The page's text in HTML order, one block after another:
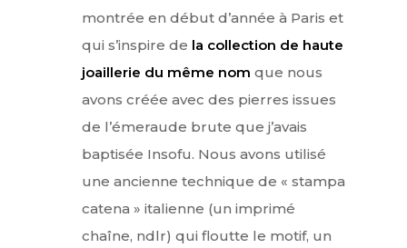
montrée en début d’année à Paris et
qui s’inspire de la collection de haute
joaillerie du même nom que nous
avons créée avec des pierres issues
de l’émeraude brute que j’avais
baptisée Insofu. Nous avons utilisé
une ancienne technique de « stampa
catena » italienne (un imprimé
chaîne, ndlr) qui floutte le motif, un